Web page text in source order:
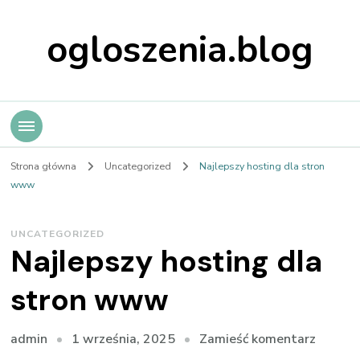
ogloszenia.blog
Strona główna Uncategorized
Najlepszy hosting dla stron
www
UNCATEGORIZED
Najlepszy hosting dla
stron www
admin 1 września, 2025 Zamieść komentarz